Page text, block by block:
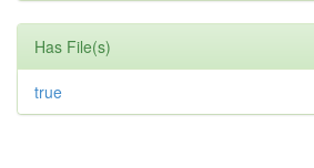
Has File(s)
true